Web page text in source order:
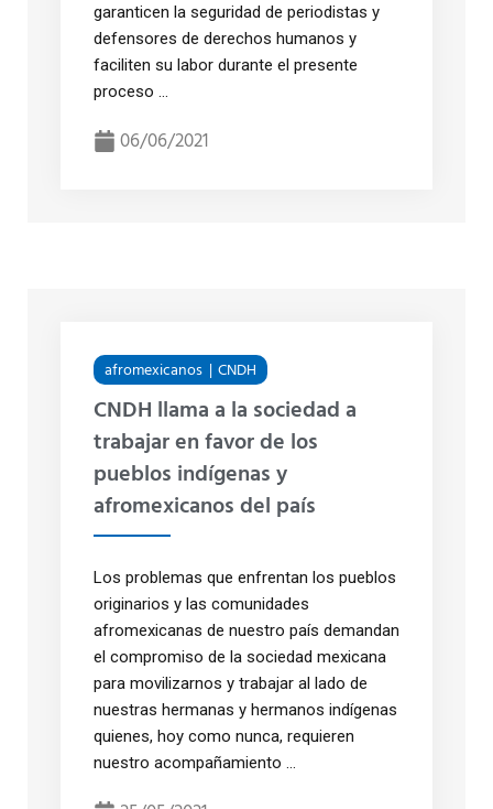
garanticen la seguridad de periodistas y
defensores de derechos humanos y
faciliten su labor durante el presente
proceso ...
06/06/2021
afromexicanos CNDH
CNDH llama a la sociedad a
trabajar en favor de los
pueblos indígenas y
afromexicanos del país
Los problemas que enfrentan los pueblos
originarios y las comunidades
afromexicanas de nuestro país demandan
el compromiso de la sociedad mexicana
para movilizarnos y trabajar al lado de
nuestras hermanas y hermanos indígenas
quienes, hoy como nunca, requieren
nuestro acompañamiento ...